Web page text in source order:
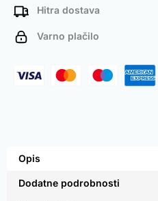
Hitra dostava
Varno plačilo
Opis
Dodatne podrobnosti